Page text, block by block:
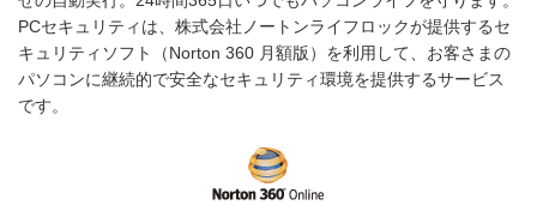
PCセキュリティは、株式会社ノートンライフロックが提供するセ
キュリティソフト（Norton 360 月額版）を利用して、お客さまの
パソコンに継続的で安全なセキュリティ環境を提供するサービス
です。